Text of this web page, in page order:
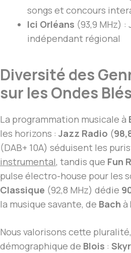
songs et concours
Ici Orléans (93,9 MHz)
indépendant régional
Diversité des
sur les Ondes
La programmation musicale à
les horizons : Jazz Radio (
(DAB+ 10A) séduisent les
instrumental, tandis que Fun
pulse électro-house pour les
Classique (92,8 MHz) dédie
la musique savante, de Bach à
Nous valorisons cette
démographique de Blois :